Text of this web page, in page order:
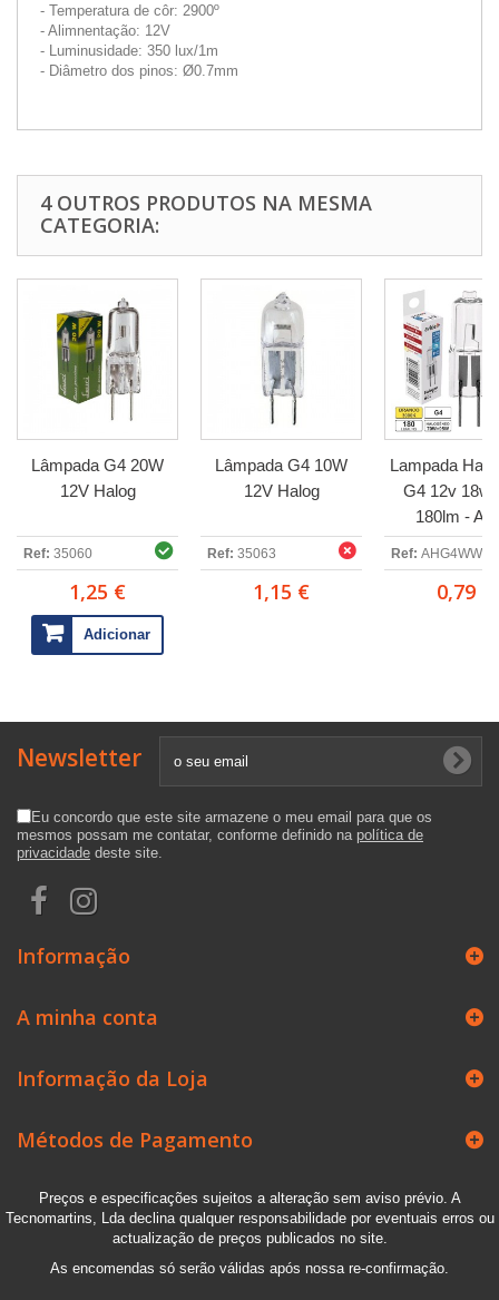
- Temperatura de côr: 2900º
- Alimnentação: 12V
- Luminusidade: 350 lux/1m
- Diâmetro dos pinos: Ø0.7mm
4 OUTROS PRODUTOS NA MESMA
CATEGORIA:
Lâmpada G4 20W
12V Halog
Ref: 35060
1,25 €
Adicionar
Lâmpada G4 10W
12V Halog
Ref: 35063
1,15 €
Lampada
G4 12v
180lm -
Ref: AHG4WW-
0,79 €
Newsletter
Eu concordo que este site armazene o meu email para que os
mesmos possam me contatar, conforme definido na política de
privacidade deste site.
Informação
A minha conta
Informação da Loja
Métodos de Pagamento
Preços e especificações sujeitos a alteração sem aviso prévio. A
Tecnomartins, Lda declina qualquer responsabilidade por eventuais erros ou
actualização de preços publicados no site.
As encomendas só serão válidas após nossa re-confirmação.